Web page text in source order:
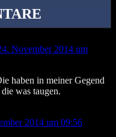
November 2014 um
haben in meiner Gegend
was taugen.
2014 um 09:56